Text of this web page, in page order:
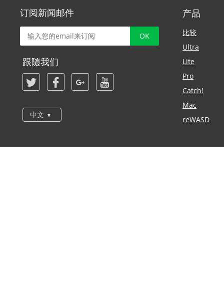
订阅新闻邮件
跟随我们
中文
产品
比较
Ultra
Lite
Pro
Catch!
Mac
reWASD